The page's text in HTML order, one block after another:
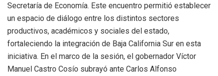
Secretaría de Economía. Este encuentro permitió establecer
un espacio de diálogo entre los distintos sectores
productivos, académicos y sociales del estado,
fortaleciendo la integración de Baja California Sur en esta
iniciativa. En el marco de la sesión, el gobernador Víctor
Manuel Castro Cosío subrayó ante Carlos Alfonso